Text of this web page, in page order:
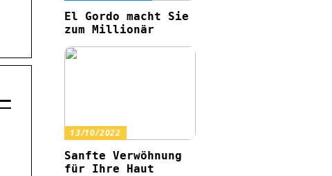
El Gordo macht Sie
zum Millionär
13/10/2022
Sanfte Verwöhnung
für Ihre Haut